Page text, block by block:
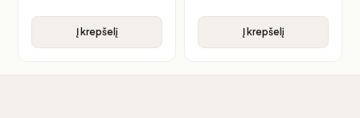
Į krepšelį Į krepšelį